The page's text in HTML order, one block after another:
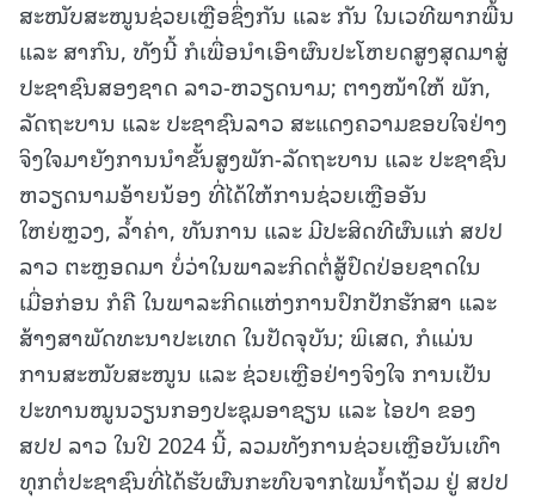
ສະໜັບສະໜູນຊ່ວຍເຫຼືອຊຶ່ງກັນ ແລະ ກັນ ໃນເວທີພາກພື້ນ
ແລະ ສາກົນ, ທັງນີ້ ກໍເພື່ອນຳເອົາຜົນປະໂຫຍດສູງສຸດມາສູ່
ປະຊາຊົນສອງຊາດ ລາວ-ຫວຽດນາມ; ຕາງໜ້າໃຫ້ ພັກ,
ລັດຖະບານ ແລະ ປະຊາຊົນລາວ ສະແດງຄວາມຂອບໃຈຢ່າງ
ຈິງໃຈມາຍັງການນໍາຂັ້ນສູງພັກ-ລັດຖະບານ ແລະ ປະຊາຊົນ
ຫວຽດນາມອ້າຍນ້ອງ ທີ່ໄດ້ໃຫ້ການຊ່ວຍເຫຼືອອັນ
ໃຫຍ່ຫຼວງ, ລ້ຳຄ່າ, ທັນການ ແລະ ມີປະສິດທີຜົນແກ່ ສປປ
ລາວ ຕະຫຼອດມາ ບໍ່ວ່າໃນພາລະກິດຕໍ່ສູ້ປົດປ່ອຍຊາດໃນ
ເມື່ອກ່ອນ ກໍຄື ໃນພາລະກິດແຫ່ງການປົກປັກຮັກສາ ແລະ
ສ້າງສາພັດທະນາປະເທດ ໃນປັດຈຸບັນ; ພິເສດ, ກໍແມ່ນ
ການສະໜັບສະໜູນ ແລະ ຊ່ວຍເຫຼືອຢ່າງຈິງໃຈ ການເປັນ
ປະທານໝູນວຽນກອງປະຊຸມອາຊຽນ ແລະ ໄອປາ ຂອງ
ສປປ ລາວ ໃນປີ 2024 ນີ້, ລວມທັງການຊ່ວຍເຫຼືອບັນເທົາ
ທຸກຕໍ່ປະຊາຊົນທີ່ໄດ້ຮັບຜົນກະທົບຈາກໄພນໍ້າຖ້ວມ ຢູ່ ສປປ